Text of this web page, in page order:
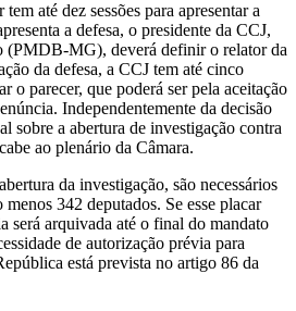
até dez sessões para apresentar a
a defesa, o presidente da CCJ,
(PMDB-MG), deverá definir o relator da
da defesa, a CCJ tem até cinco
o parecer, que poderá ser pela aceitação
Independentemente da decisão
sobre a abertura de investigação contra
ao plenário da Câmara.
da investigação, são necessários
342 deputados. Se esse placar
será arquivada até o final do mandato
de autorização prévia para
está prevista no artigo 86 da